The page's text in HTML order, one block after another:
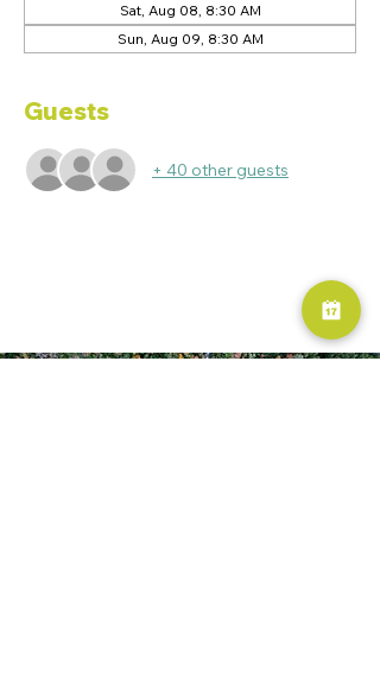
Sat, Aug 08, 8:30 AM
Sun, Aug 09, 8:30 AM
Guests
+ 40 other guests